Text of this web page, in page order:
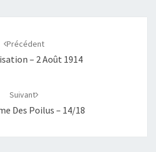
Précédent
– 2 Août 1914
Suivant
Des Poilus – 14/18